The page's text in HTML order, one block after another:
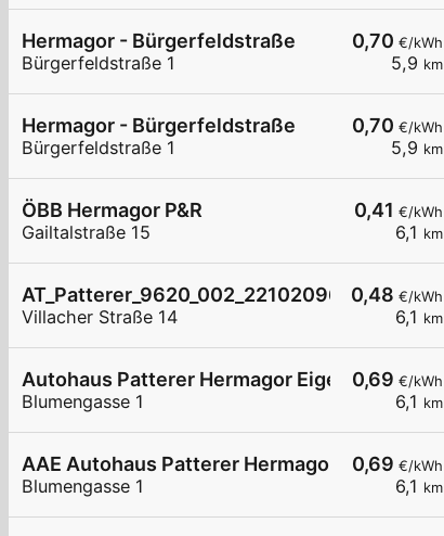
0,70 €/kWh
5,9 km
Hermagor - Bürgerfeldstraße
Bürgerfeldstraße 1
0,70 €/kWh
5,9 km
Hermagor - Bürgerfeldstraße
Bürgerfeldstraße 1
0,41 €/kWh
6,1 km
ÖBB Hermagor P&R
Gailtalstraße 15
0,48 €/kWh
6,1 km
AT_Patterer_9620_002_221020964 öffentlich
Villacher Straße 14
0,69 €/kWh
6,1 km
Autohaus Patterer Hermagor Eigenanlage
Blumengasse 1
0,69 €/kWh
6,1 km
AAE Autohaus Patterer Hermagor
Blumengasse 1